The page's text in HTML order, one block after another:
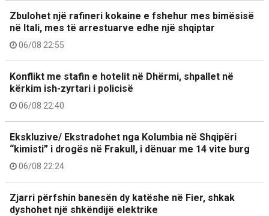
Zbulohet një rafineri kokaine e fshehur mes bimësisë
në Itali, mes të arrestuarve edhe një shqiptar
06/08 22:55
Konflikt me stafin e hotelit në Dhërmi, shpallet në
kërkim ish-zyrtari i policisë
06/08 22:40
Ekskluzive/ Ekstradohet nga Kolumbia në Shqipëri
“kimisti” i drogës në Frakull, i dënuar me 14 vite burg
06/08 22:24
Zjarri përfshin banesën dy katëshe në Fier, shkak
dyshohet një shkëndijë elektrike